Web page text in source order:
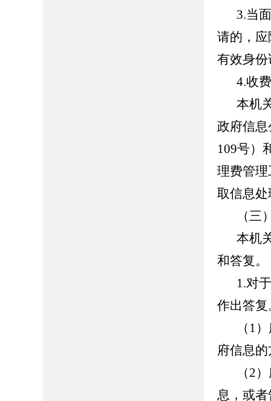
3.当
请的，
有效身
4.收
本机
政府信
109号）
理费管
取信息
（
本机
和答复。
1.对
作出答复
（1
府信息
（2
息，或